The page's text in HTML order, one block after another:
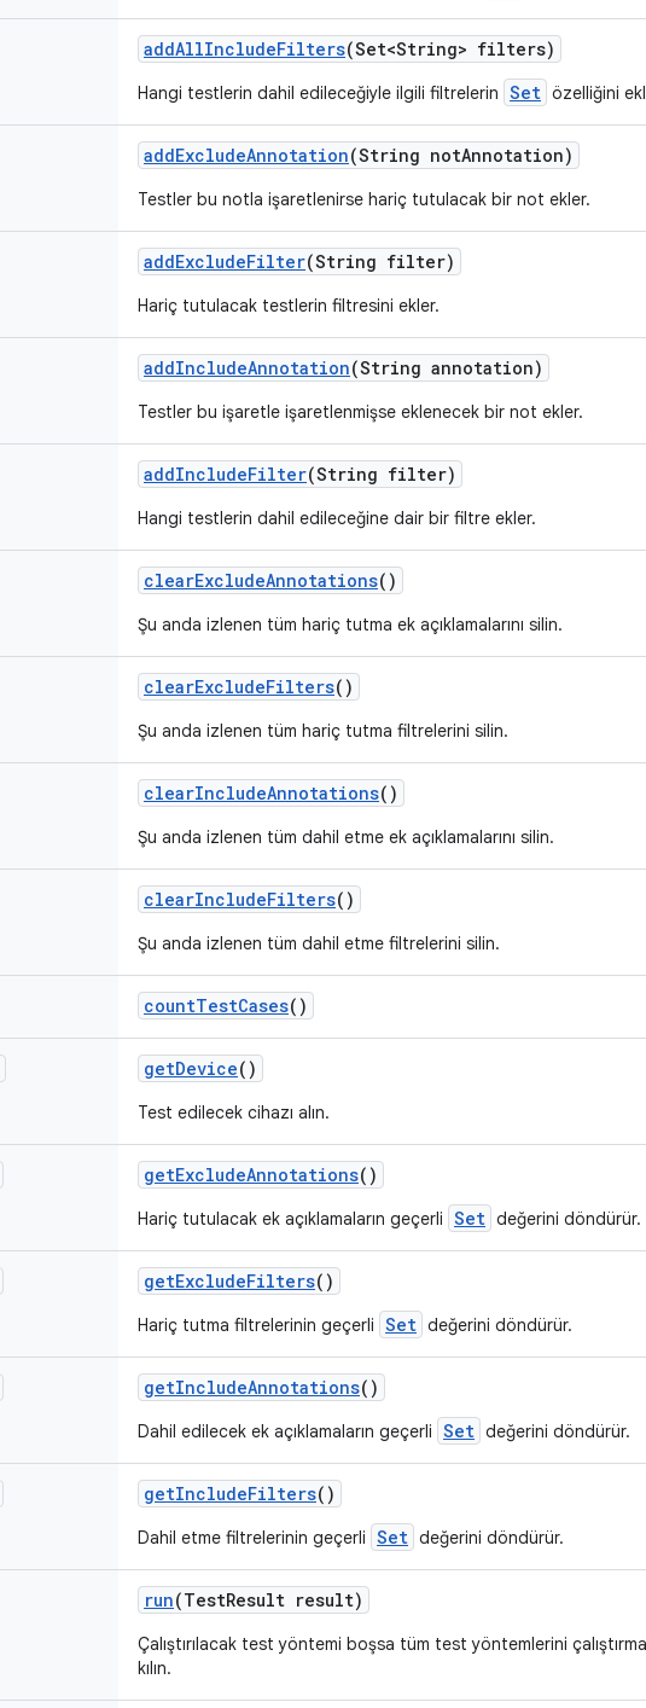
addAllIncludeFilters(Set<String> filters)
Hangi testlerin dahil edileceğiyle ilgili filtrelerin Set özelliğini
addExcludeAnnotation(String notAnnotation)
Testler bu notla işaretlenirse hariç tutulacak bir not ekler.
addExcludeFilter(String filter)
Hariç tutulacak testlerin filtresini ekler.
addIncludeAnnotation(String annotation)
Testler bu işaretle işaretlenmişse eklenecek bir not ekler.
addIncludeFilter(String filter)
Hangi testlerin dahil edileceğine dair bir filtre ekler.
clearExcludeAnnotations()
Şu anda izlenen tüm hariç tutma ek açıklamalarını silin.
clearExcludeFilters()
Şu anda izlenen tüm hariç tutma filtrelerini silin.
clearIncludeAnnotations()
Şu anda izlenen tüm dahil etme ek açıklamalarını silin.
clearIncludeFilters()
Şu anda izlenen tüm dahil etme filtrelerini silin.
countTestCases()
getDevice()
Test edilecek cihazı alın.
getExcludeAnnotations()
Hariç tutulacak ek açıklamaların geçerli Set değerini döndürür.
getExcludeFilters()
Hariç tutma filtrelerinin geçerli Set değerini döndürür.
getIncludeAnnotations()
Dahil edilecek ek açıklamaların geçerli Set değerini döndürür.
getIncludeFilters()
Dahil etme filtrelerinin geçerli Set değerini döndürür.
run(TestResult result)
Çalıştırılacak test yöntemi boşsa tüm test yöntemlerini
kılın.